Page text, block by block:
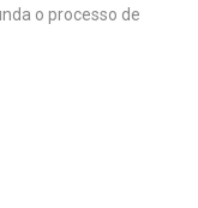
o processo de